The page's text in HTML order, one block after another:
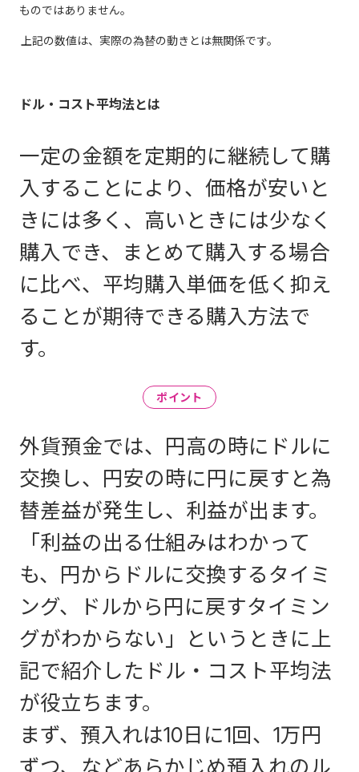
ものではありません。
上記の数値は、実際の為替の動きとは無関係です。
ドル・コスト平均法とは
一定の金額を定期的に継続して購
入することにより、価格が安いと
きには多く、高いときには少なく
購入でき、まとめて購入する場合
に比べ、平均購入単価を低く抑え
ることが期待できる購入方法で
す。
ポイント
外貨預金では、円高の時にドルに
交換し、円安の時に円に戻すと為
替差益が発生し、利益が出ます。
「利益の出る仕組みはわかって
も、円からドルに交換するタイミ
ング、ドルから円に戻すタイミン
グがわからない」というときに上
記で紹介したドル・コスト平均法
が役立ちます。
まず、預入れは10日に1回、1万円
ずつ、などあらかじめ預入れのル